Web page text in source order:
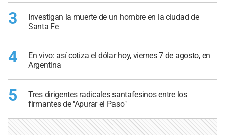
3
Investigan la muerte de un hombre en la ciudad de
Santa Fe
4
En vivo: así cotiza el dólar hoy, viernes 7 de agosto, en
Argentina
5
Tres dirigentes radicales santafesinos entre los
firmantes de "Apurar el Paso"